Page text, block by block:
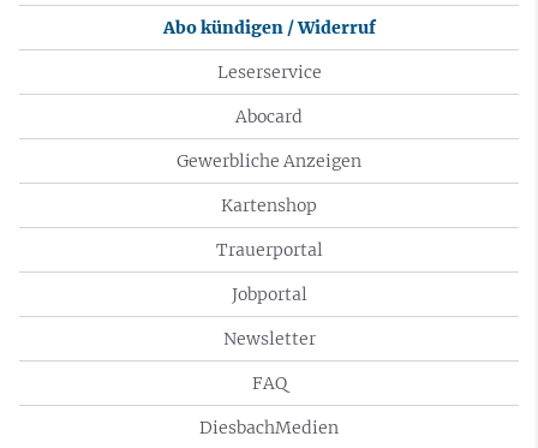
Abo kündigen / Widerruf
Leserservice
Abocard
Gewerbliche Anzeigen
Kartenshop
Trauerportal
Jobportal
Newsletter
FAQ
DiesbachMedien